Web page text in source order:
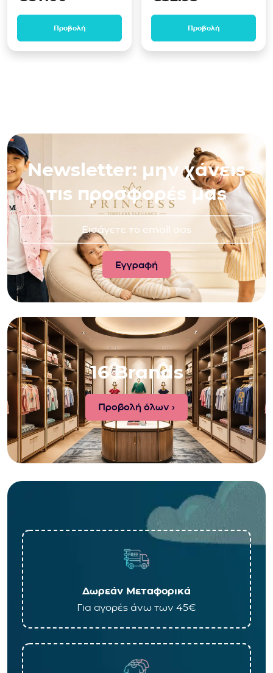
Προβολή Προβολή
Newsletter: μην χάνεις
τις προσφορές μας
16 Brands
Προβολή όλων ›
Δωρεάν Μεταφορικά
Για αγορές άνω των 45€